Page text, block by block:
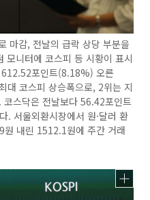
마감, 전날의 급락 상당 부분을
모니터에 코스피 등 시황이 표시
612.52포인트(8.18%) 오른
대 코스피 상승폭으로, 2위는 지
스닥은 전날보다 56.42포인트
서울외환시장에서 원·달러 환
내린 1512.1원에 주간 거래